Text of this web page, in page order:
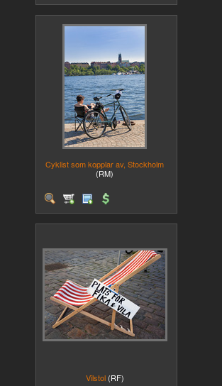
Cyklist som kopplar av, Stockholm
(RM)
Vilstol (RF)